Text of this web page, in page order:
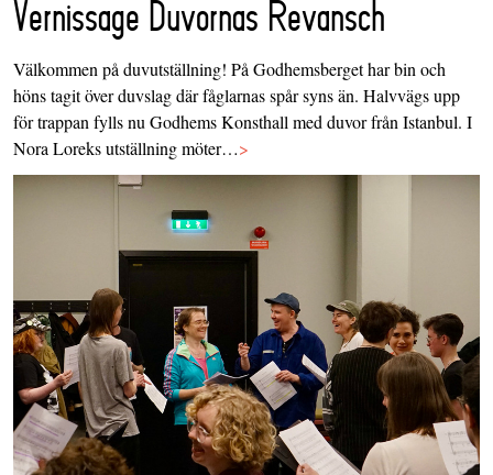
Vernissage Duvornas Revansch
Välkommen på duvutställning! På Godhemsberget har bin och
höns tagit över duvslag där fåglarnas spår syns än. Halvvägs upp
för trappan fylls nu Godhems Konsthall med duvor från Istanbul. I
Nora Loreks utställning möter…>